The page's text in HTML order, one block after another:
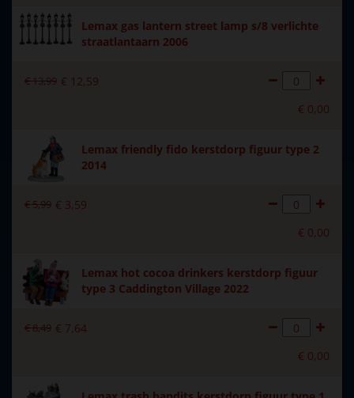
Lemax gas lantern street lamp s/8 verlichte
straatlantaarn 2006
€13,99 € 12,59
€ 0,00
Lemax friendly fido kerstdorp figuur type 2
2014
€5,99 € 3,59
€ 0,00
Lemax hot cocoa drinkers kerstdorp figuur
type 3 Caddington Village 2022
€8,49 € 7,64
€ 0,00